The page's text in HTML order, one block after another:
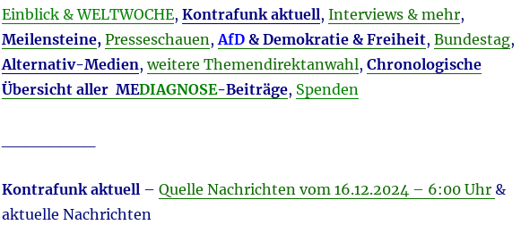
Einblick & WELTWOCHE, Kontrafunk aktuell, Interviews & mehr,
Meilensteine, Presseschauen, AfD & Demokratie & Freiheit, Bundestag,
Alternativ-Medien,weitere Themendirektanwahl, Chronologische
Übersicht aller MEDIAGNOSE-Beiträge, Spenden
Kontrafunk aktuell – Quelle Nachrichten vom 16.12.2024 – 6:00 Uhr &
aktuelle Nachrichten